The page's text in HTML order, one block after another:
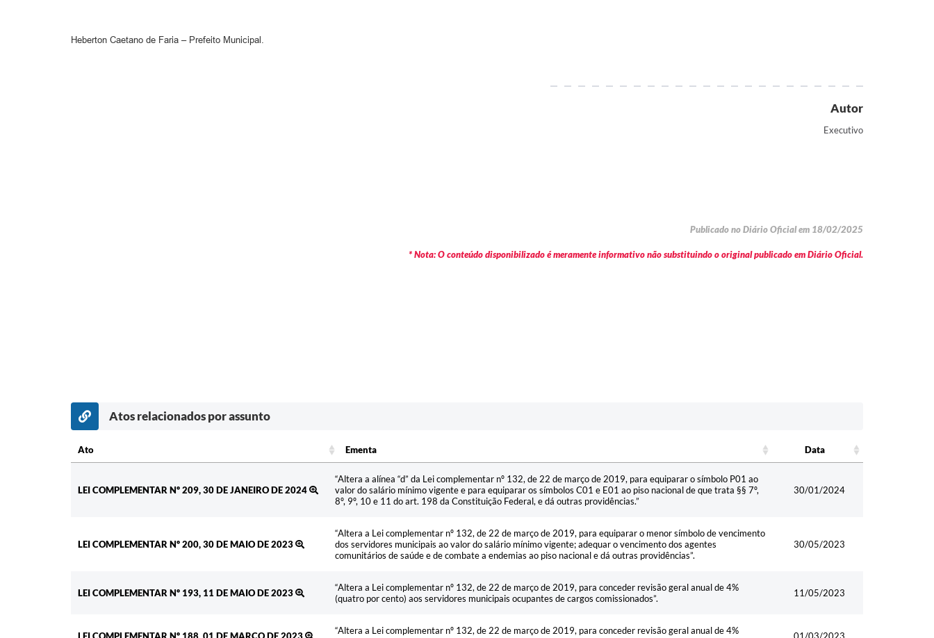
Heberton Caetano de Faria – Prefeito Municipal.
Autor
Executivo
Publicado no Diário Oficial em 18/02/2025
* Nota: O conteúdo disponibilizado é meramente informativo não substituindo o original publicado em Diário Oficial.
Atos relacionados por assunto
Ato Ementa
Data
LEI COMPLEMENTAR Nº 209, 30 DE JANEIRO DE 2024
“Altera a alínea “d” da Lei complementar nº 132, de 22 de março de 2019, para equiparar o símbolo P01 ao
valor do salário mínimo vigente e para equiparar os símbolos C01 e E01 ao piso nacional de que trata §§ 7º,
8º, 9º, 10 e 11 do art. 198 da Constituição Federal, e dá outras providências.”
30/01/2024
LEI COMPLEMENTAR Nº 200, 30 DE MAIO DE 2023
“Altera a Lei complementar nº 132, de 22 de março de 2019, para equiparar o menor símbolo de vencimento
dos servidores municipais ao valor do salário mínimo vigente; adequar o vencimento dos agentes
comunitários de saúde e de combate a endemias ao piso nacional e dá outras providências”.
30/05/2023
LEI COMPLEMENTAR Nº 193, 11 DE MAIO DE 2023
“Altera a Lei complementar nº 132, de 22 de março de 2019, para conceder revisão geral anual de 4%
(quatro por cento) aos servidores municipais ocupantes de cargos comissionados”.
11/05/2023
“Altera a Lei complementar nº 132, de 22 de março de 2019, para conceder revisão geral anual de 4%